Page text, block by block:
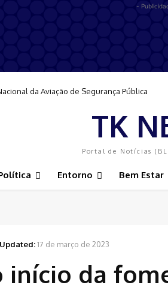
-
da Aviação de Segurança Pública
TK
Portal de Notícias
Entorno Bem Estar
Updated:17 de março de 2023
início da